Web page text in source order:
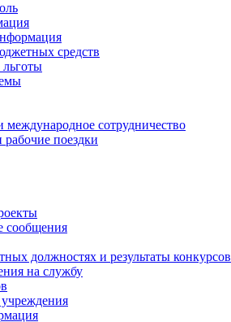
средств
международное сотрудничество
поездки
сообщения
должностях и результаты конкурсов
на службу